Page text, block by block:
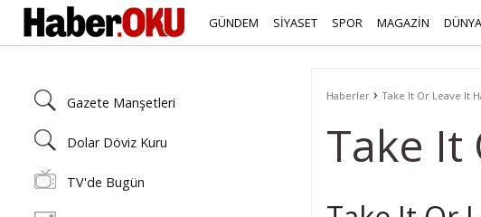
GÜNDEM SİYASET SPOR MAGAZİN DÜNYA
Haberler› Take It Or Leave It
Take It
Gazete Manşetleri
Dolar Döviz Kuru
TV'de Bugün